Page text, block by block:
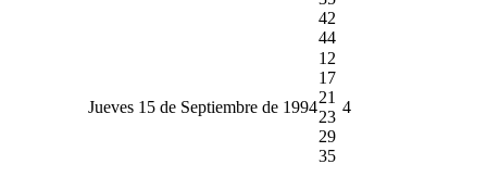
42
44
Jueves 15 de Septiembre de 1994
12
17
21
23
29
35
4